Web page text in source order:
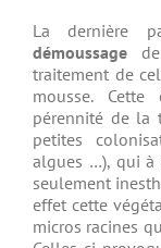
La dernière
démoussage
traitement de
mousse.
pérennité de la
petites
algues …), qui à
seulement
effet cette
micros racines